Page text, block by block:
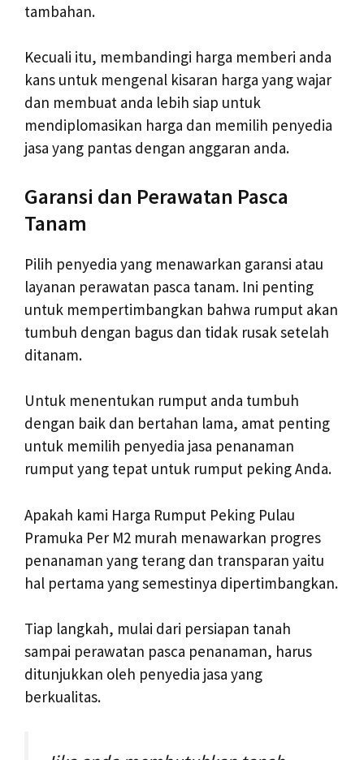
tambahan.
Kecuali itu, membandingi harga memberi anda
kans untuk mengenal kisaran harga yang wajar
dan membuat anda lebih siap untuk
mendiplomasikan harga dan memilih penyedia
jasa yang pantas dengan anggaran anda.
Garansi dan Perawatan Pasca
Tanam
Pilih penyedia yang menawarkan garansi atau
layanan perawatan pasca tanam. Ini penting
untuk mempertimbangkan bahwa rumput akan
tumbuh dengan bagus dan tidak rusak setelah
ditanam.
Untuk menentukan rumput anda tumbuh
dengan baik dan bertahan lama, amat penting
untuk memilih penyedia jasa penanaman
rumput yang tepat untuk rumput peking Anda.
Apakah kami Harga Rumput Peking Pulau
Pramuka Per M2 murah menawarkan progres
penanaman yang terang dan transparan yaitu
hal pertama yang semestinya dipertimbangkan.
Tiap langkah, mulai dari persiapan tanah
sampai perawatan pasca penanaman, harus
ditunjukkan oleh penyedia jasa yang
berkualitas.